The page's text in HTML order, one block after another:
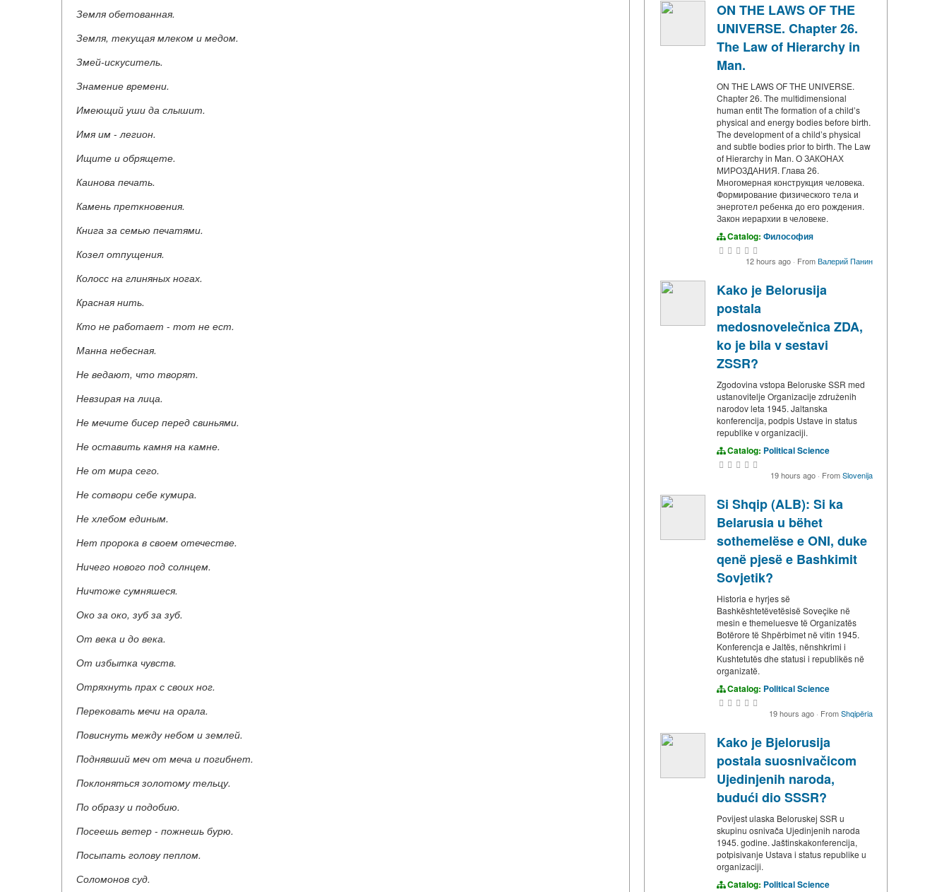
Земля обетованная.
Земля, текущая млеком и медом.
Змей-искуситель.
Знамение времени.
Имеющий уши да слышит.
Имя им -легион.
Ищите и обрящете.
Каинова печать.
Камень преткновения.
Книга за семью печатями.
Козел отпущения.
Колосс на глиняных ногах.
Красная нить.
Кто не работает - тот не ест.
Манна небесная.
Не ведают, что творят.
Невзирая на лица.
Не мечите бисер перед свиньями.
Не оставить камня на камне.
Не от мира сего.
Не сотвори себе кумира.
Не хлебом единым.
Нет пророка в своем отечестве.
Ничего нового под солнцем.
Ничтоже сумняшеся.
Око за око, зуб за зуб.
От века и до века.
От избытка чувств.
Отряхнуть прах с своих ног.
Перековать мечи на орала.
Повиснуть между небом и землей.
Поднявший меч от меча и погибнет.
Поклоняться золотому тельцу.
По образу и подобию.
Посеешь ветер - пожнешь бурю.
Посыпать голову пеплом.
Соломонов суд.
ON THE LAWS OF THE
UNIVERSE. Chapter 26.
The Law of Hierarchy in
Man.
ON THE LAWS OF THE UNIVERSE.
Chapter 26. The multidimensional
human entit The formation of a child’s
physical and energy bodies before birth.
The development of a child’s physical
and subtle bodies prior to birth. The Law
of Hierarchy in Man. О ЗАКОНАХ
МИРОЗДАНИЯ. Глава 26.
Многомерная конструкция человека.
Формирование физического тела и
энерготел ребенка до его рождения.
Закон иерархии в человеке.
Catalog: Философия
12 hours ago · FromВалерий Панин
Kako je Belorusija
postala
medosnovelečnica ZDA,
ko je bila v sestavi
ZSSR?
Zgodovina vstopa Beloruske SSR med
ustanovitelje Organizacije združenih
narodov leta 1945. Jaltanska
konferencija, podpis Ustave in status
republike v organizaciji.
Catalog: Political Science
19 hours ago · FromSlovenija
Si Shqip (ALB): Si ka
Belarusia u bëhet
sothemelëse e ONI, duke
qenë pjesë e Bashkimit
Sovjetik?
Historia e hyrjes së
Bashkështetëvetësisë Soveçike në
mesin e themeluesve të Organizatës
Botërore të Shpërbimet në vitin 1945.
Konferencja e Jaltës, nënshkrimi i
Kushtetutës dhe statusi i republikës në
organizatë.
Catalog: Political Science
19 hours ago · FromShqipëria
Kako je Bjelorusija
postala suosnivačicom
Ujedinjenih naroda,
budući dio SSSR?
Povijest ulaska Beloruskej SSR u
skupinu osnivača Ujedinjenih naroda
1945. godine. Jaštinskakonferencija,
potpisivanje Ustava i status republike u
organizaciji.
Catalog: Political Science